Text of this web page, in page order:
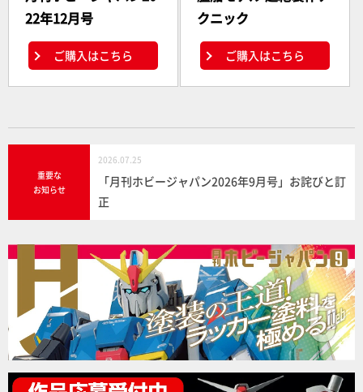
22年12月号
ご購入はこちら
クニック
ご購入はこちら
重要な
お知らせ
2026.07.25
「月刊ホビージャパン2026年9月号」お詫びと訂
正